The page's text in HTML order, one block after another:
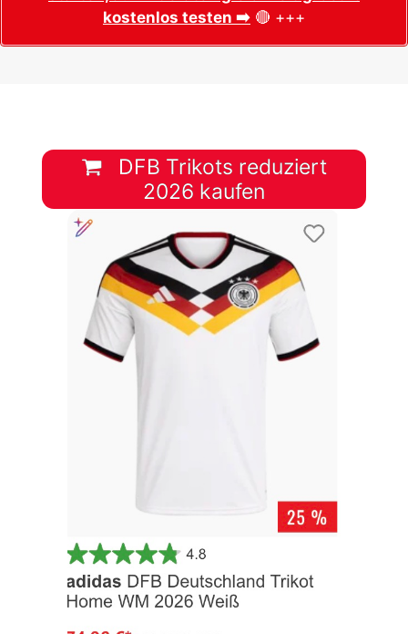
kostenlos testen ➡️ 🔴 +++
DFB Trikots reduziert
2026 kaufen